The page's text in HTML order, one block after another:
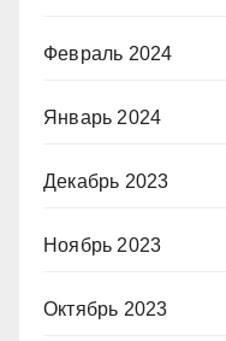
Февраль 2024
Январь 2024
Декабрь 2023
Ноябрь 2023
Октябрь 2023